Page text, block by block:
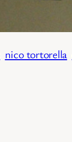
nico tortorella